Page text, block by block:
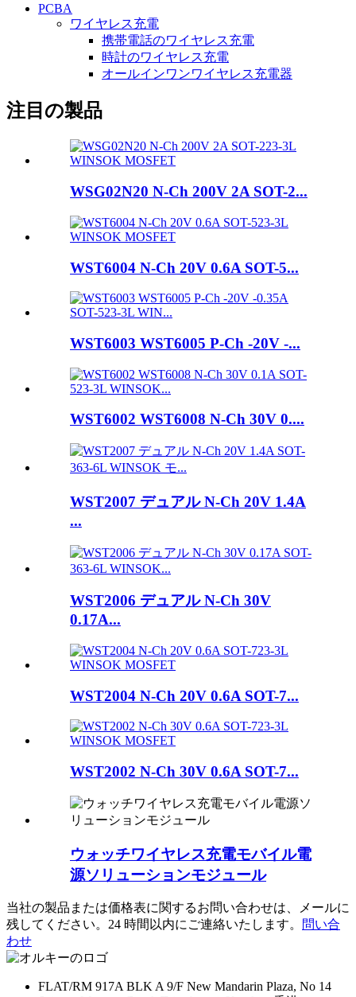
PCBA
ワイヤレス充電
携帯電話のワイヤレス充電
時計のワイヤレス充電
オールインワンワイヤレス充電器
注目の製品
WSG02N20 N-Ch 200V 2A SOT-2...
WST6004 N-Ch 20V 0.6A SOT-5...
WST6003 WST6005 P-Ch -20V -...
WST6002 WST6008 N-Ch 30V 0....
WST2007 デュアル N-Ch 20V 1.4A
...
WST2006 デュアル N-Ch 30V
0.17A...
WST2004 N-Ch 20V 0.6A SOT-7...
WST2002 N-Ch 30V 0.6A SOT-7...
ウォッチワイヤレス充電モバイル電
源ソリューションモジュール
当社の製品または価格表に関するお問い合わせは、メールに
残してください。24 時間以内にご連絡いたします。
問い合
わせ
FLAT/RM 917A BLK A 9/F New Mandarin Plaza, No 14